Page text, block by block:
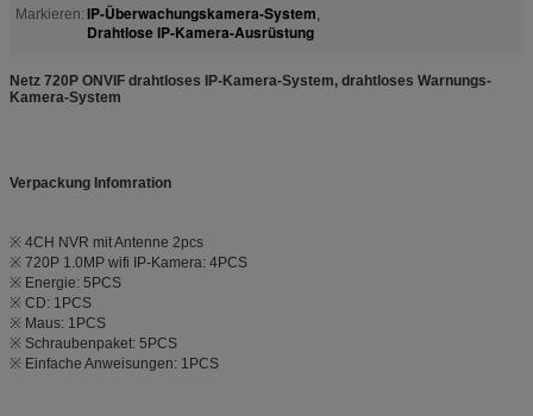
Markieren: IP-Überwachungskamera-System,
Drahtlose IP-Kamera-Ausrüstung
Netz 720P ONVIF drahtloses IP-Kamera-System, drahtloses Warnungs-
Kamera-System
Verpackung Infomration
※ 4CH NVR mit Antenne 2pcs
※ 720P 1.0MP wifi IP-Kamera: 4PCS
※ Energie: 5PCS
※ CD: 1PCS
※ Maus: 1PCS
※ Schraubenpaket: 5PCS
※ Einfache Anweisungen: 1PCS